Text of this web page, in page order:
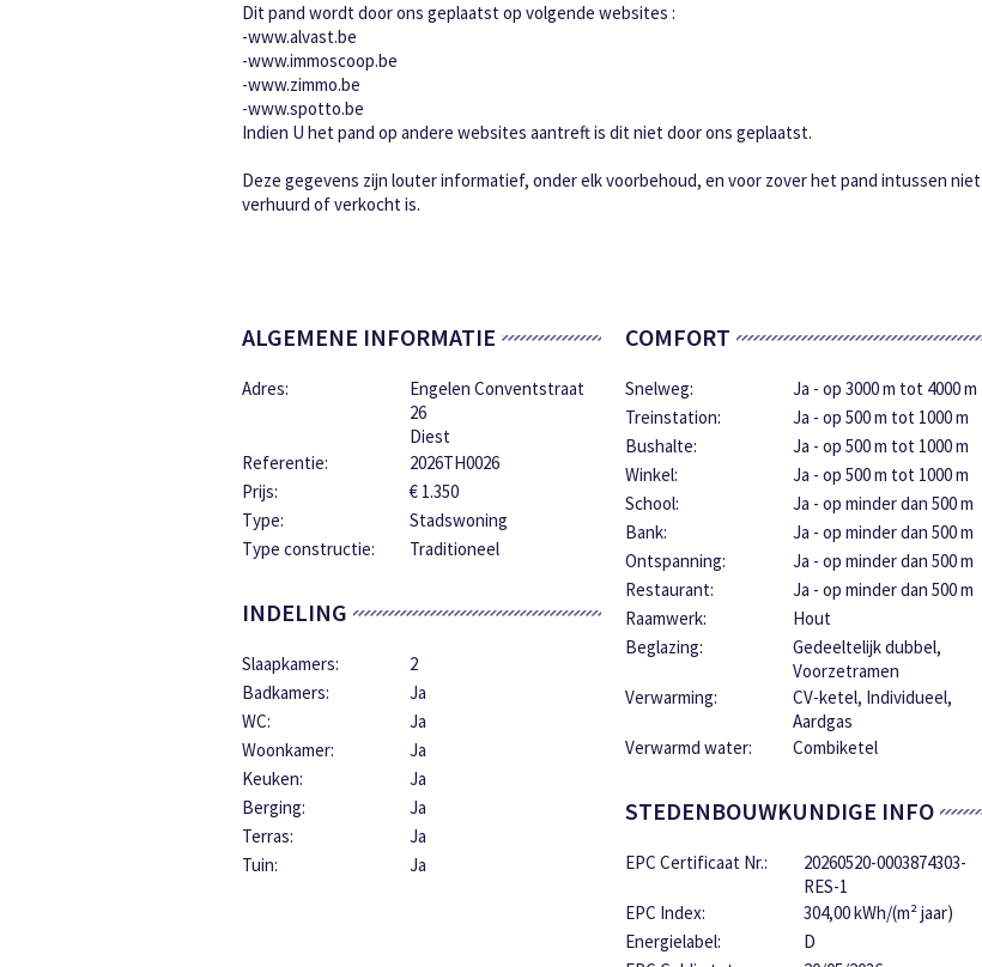
Dit pand wordt door ons geplaatst op volgende websites :
-www.alvast.be
-www.immoscoop.be
-www.zimmo.be
-www.spotto.be
Indien U het pand op andere websites aantreft is dit niet door ons geplaatst.
Deze gegevens zijn louter informatief, onder elk voorbehoud, en voor zover het pand intussen niet
verhuurd of verkocht is.
ALGEMENE INFORMATIE
Adres:
Engelen Conventstraat
26
Diest
Referentie:
2026TH0026
Prijs:
€ 1.350
Type:
Stadswoning
Type constructie:
Traditioneel
INDELING
Slaapkamers:
2
Badkamers:
Ja
WC:
Ja
Woonkamer:
Ja
Keuken:
Ja
Berging:
Ja
Terras:
Ja
Tuin:
Ja
COMFORT
Snelweg:
Ja - op 3000 m tot 4000 m
Treinstation:
Ja - op 500 m tot 1000 m
Bushalte:
Ja - op 500 m tot 1000 m
Winkel:
Ja - op 500 m tot 1000 m
School:
Ja - op minder dan 500 m
Bank:
Ja - op minder dan 500 m
Ontspanning:
Ja - op minder dan 500 m
Restaurant:
Ja - op minder dan 500 m
Raamwerk:
Hout
Beglazing:
Gedeeltelijk dubbel,
Voorzetramen
Verwarming:
CV-ketel, Individueel,
Aardgas
Verwarmd water:
Combiketel
STEDENBOUWKUNDIGE INFO
EPC Certificaat Nr.:
20260520-0003874303-
RES-1
EPC Index:
304,00 kWh/(m² jaar)
Energielabel:
D